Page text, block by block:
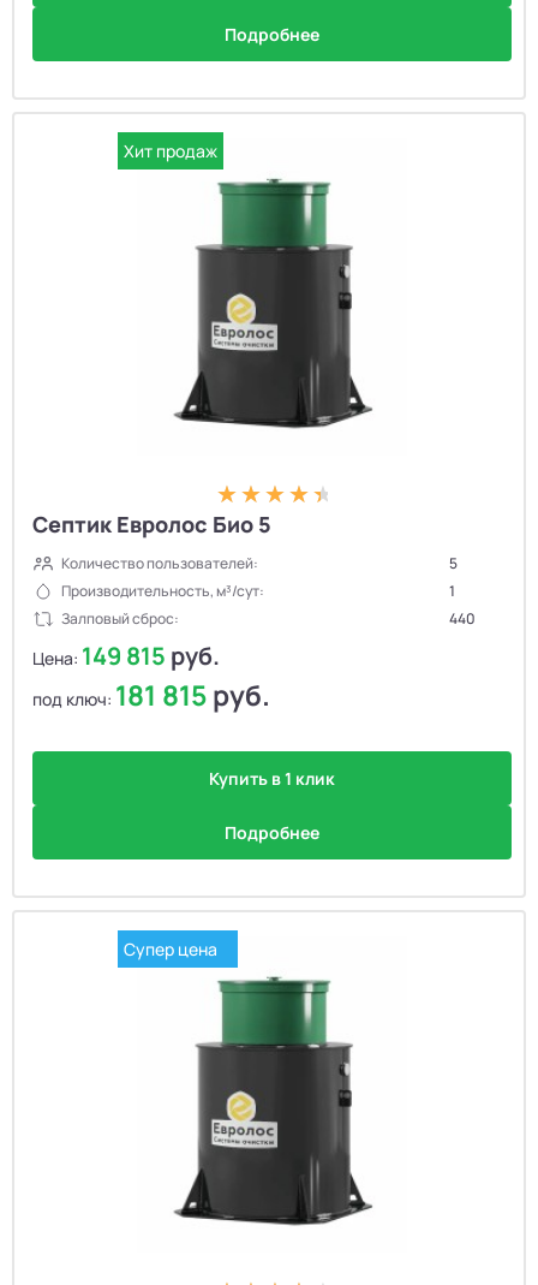
Подробнее
Хит продаж
Септик Евролос Био 5
Количество пользователей:
5
Производительность, м³/сут:
1
Залповый сброс:
440
Цена: 149 815 руб.
под ключ: 181 815руб.
Купить в 1 клик
Подробнее
Супер цена